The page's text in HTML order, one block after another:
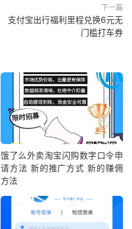
下一篇
支付宝出行福利里程兑换6元无
门槛打车券
饿了么外卖淘宝闪购数字口令申
请方法 新的推广方式 新的赚佣
方法